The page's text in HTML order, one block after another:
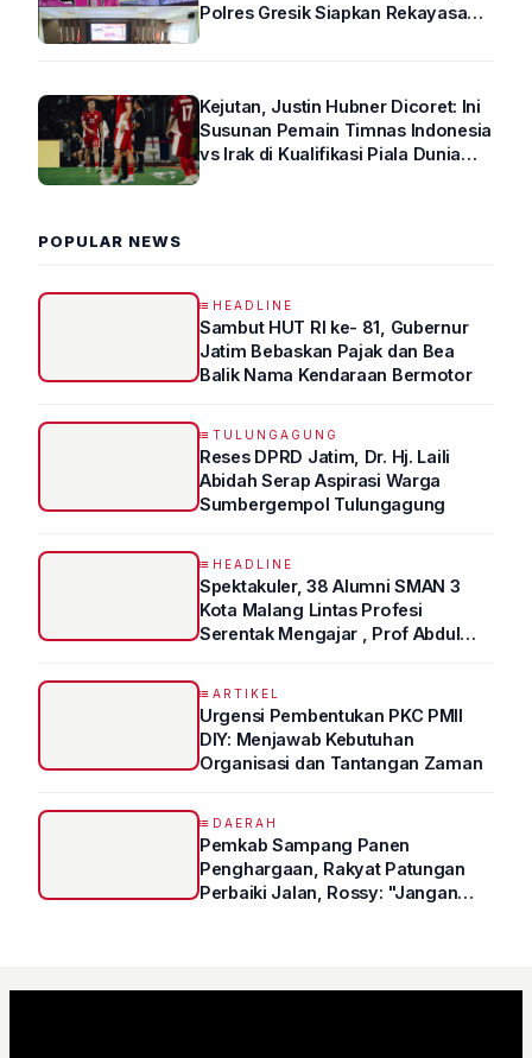
Polres Gresik Siapkan Rekayasa
Kejutan, Justin Hubner Dicoret: Ini
Susunan Pemain Timnas Indonesia
vs Irak di Kualifikasi Piala Dunia
POPULAR NEWS
HEADLINE
Sambut HUT RI ke- 81, Gubernur
Jatim Bebaskan Pajak dan Bea
Balik Nama Kendaraan Bermotor
TULUNGAGUNG
Reses DPRD Jatim, Dr. Hj. Laili
Abidah Serap Aspirasi Warga
Sumbergempol Tulungagung
HEADLINE
Spektakuler, 38 Alumni SMAN 3
Kota Malang Lintas Profesi
Serentak Mengajar , Prof Abdul
ARTIKEL
Urgensi Pembentukan PKC PMII
DIY: Menjawab Kebutuhan
Organisasi dan Tantangan Zaman
DAERAH
Pemkab Sampang Panen
Penghargaan, Rakyat Patungan
Perbaiki Jalan, Rossy: "Jangan